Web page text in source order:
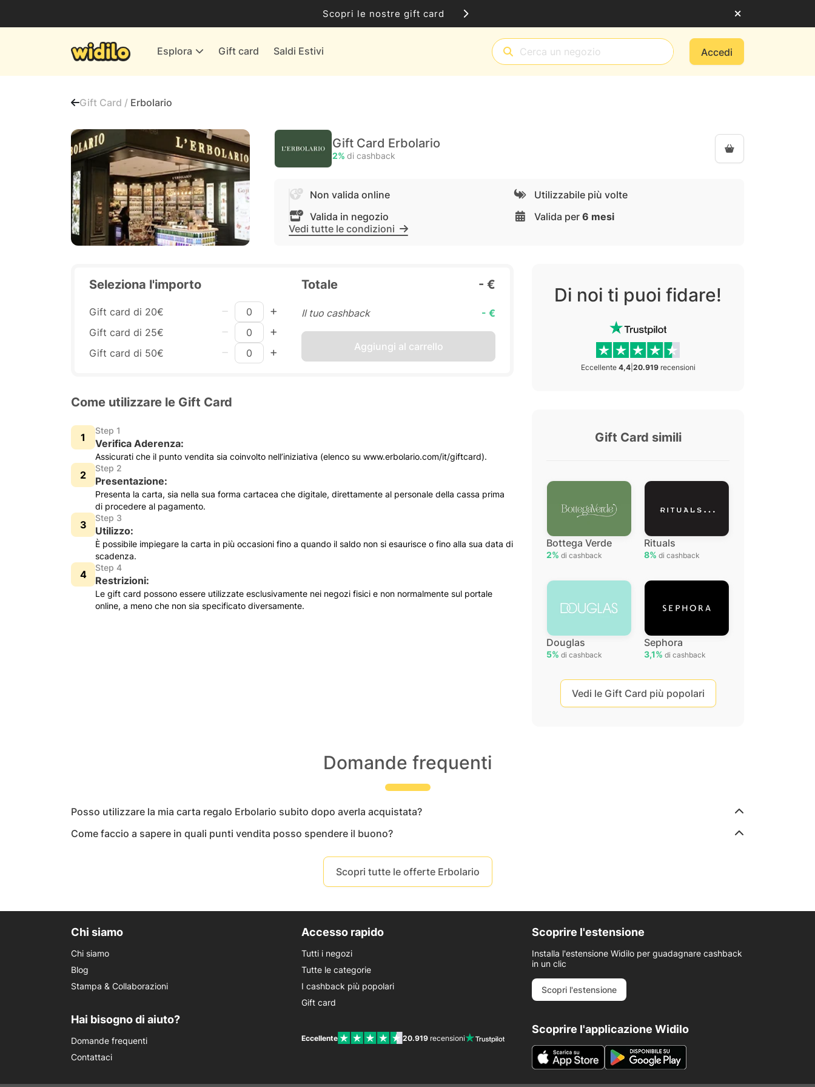
Scopri le nostre gift card
Esplora Gift card Saldi Estivi Accedi
Banche & Assicurazioni
Gift Card / Erbolario
Gift Card Erbolario
2% di cashback
Valida in negozio
Non valida online
Utilizzabile più volte
Valida per 6 mesi
Vedi tutte le condizioni
Seleziona l'importo
Gift card di 20€
Gift card di 25€
Gift card di 50€
Totale - €
Il tuo cashback - €
Aggiungi al carrello
Come utilizzare le Gift Card
Step 1
Verifica Aderenza:
Assicurati che il punto vendita sia coinvolto nell’iniziativa (elenco su www.erbolario.com/it/giftcard).
Step 2
Presentazione:
Presenta la carta, sia nella sua forma cartacea che digitale, direttamente al personale della cassa prima
di procedere al pagamento.
Step 3
Utilizzo:
È possibile impiegare la carta in più occasioni fino a quando il saldo non si esaurisce o fino alla sua data di
scadenza.
Step 4
Restrizioni:
Le gift card possono essere utilizzate esclusivamente nei negozi fisici e non normalmente sul portale
online, a meno che non sia specificato diversamente.
Di noi ti puoi fidare!
Eccellente 4,4| 20.919recensioni
Gift Card simili
Bottega Verde
2% di cashback
Rituals
8% di cashback
Douglas
5% di cashback
Sephora
3,1% di cashback
Vedi le Gift Card più popolari
Domande frequenti
Posso utilizzare la mia carta regalo Erbolario subito dopo averla acquistata?
Come faccio a sapere in quali punti vendita posso spendere il buono?
Scopri tutte le offerte Erbolario
Chi siamo
Chi siamo
Blog
Stampa & Collaborazioni
Hai bisogno di aiuto?
Domande frequenti
Contattaci
Accesso rapido
Tutti i negozi
Tutte le categorie
I cashback più popolari
Gift card
Eccellente 20.919 recensioni
Scoprire l'estensione
Installa l'estensione Widilo per guadagnare cashback
in un clic
Scopri l'estensione
Scoprire l'applicazione Widilo